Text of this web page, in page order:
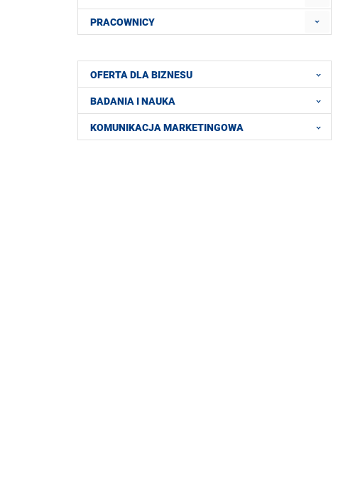
PRACOWNICY
OFERTA DLA BIZNESU
BADANIA I NAUKA
KOMUNIKACJA MARKETINGOWA